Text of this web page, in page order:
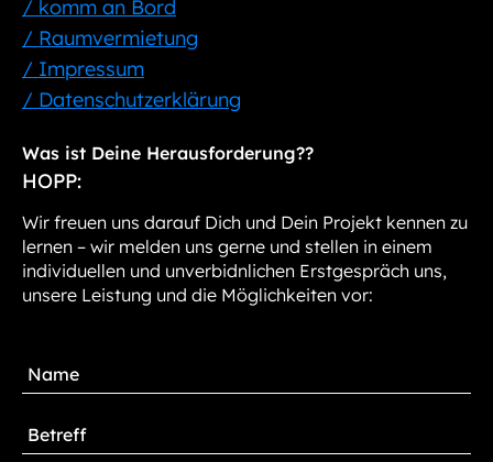
/ komm an Bord
/ Raumvermietung
/ Impressum
/ Datenschutzerklärung
Was ist Deine Herausforderung??
HOPP:
Wir freuen uns darauf Dich und Dein Projekt kennen zu
lernen – wir melden uns gerne und stellen in einem
individuellen und unverbidnlichen Erstgespräch uns,
unsere Leistung und die Möglichkeiten vor: